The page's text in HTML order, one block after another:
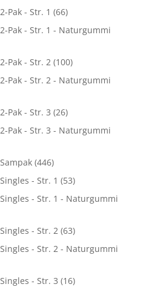
Pak - Str. 1 (66)
Pak - Str. 1 - Naturgummi
Pak - Str. 2 (100)
Pak - Str. 2 - Naturgummi
Pak - Str. 3 (26)
Pak - Str. 3 - Naturgummi
(446)
- Str. 1 (53)
- Str. 1 - Naturgummi
- Str. 2 (63)
- Str. 2 - Naturgummi
- Str. 3 (16)